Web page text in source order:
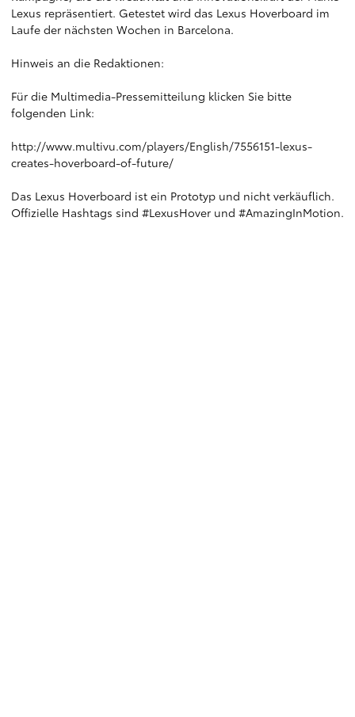
Lexus repräsentiert. Getestet wird das Lexus Hoverboard im
Laufe der nächsten Wochen in Barcelona.
Hinweis an die Redaktionen:
Für die Multimedia-Pressemitteilung klicken Sie bitte
folgenden Link:
http://www.multivu.com/players/English/7556151-lexus-
creates-hoverboard-of-future/
Das Lexus Hoverboard ist ein Prototyp und nicht verkäuflich.
Offizielle Hashtags sind #LexusHover und #AmazingInMotion.